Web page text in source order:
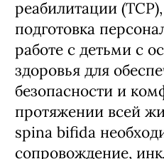
реабилитации
подготовка
работе с детьми с
здоровья для
безопасности и
протяжении всей
spina bifida
сопровождение,